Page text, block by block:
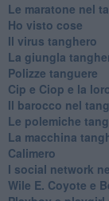
Le maratone nel
Ho visto cose
Il virus tanghero
La giungla
Polizze tanguere
Cip e Ciop e la
Il barocco nel
Le polemiche
La macchina
Calimero
​I social network
Wile E. Coyote e